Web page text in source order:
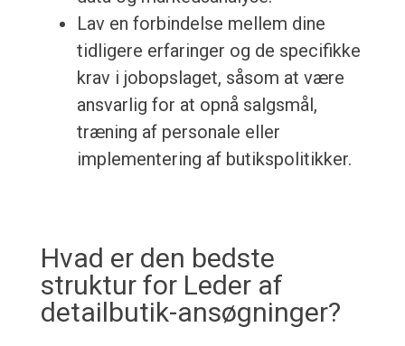
Lav en forbindelse mellem dine
tidligere erfaringer og de specifikke
krav i jobopslaget, såsom at være
ansvarlig for at opnå salgsmål,
træning af personale eller
implementering af butikspolitikker.
Hvad er den bedste
struktur for Leder af
detailbutik-ansøgninger?